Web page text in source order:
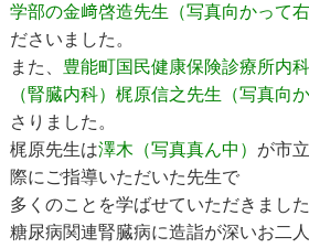
学部の金﨑啓造先生（写真向かって右
ださいました。
また、 豊能町国民健康保険診療所内
（腎臓内科）梶原信之先生（写真向か
さりました。
梶原先生は澤木（写真真ん中） が市
際にご指導いただいた先生で
多くのことを学ばせていただきました
糖尿病関連腎臓病に造詣が深いお二